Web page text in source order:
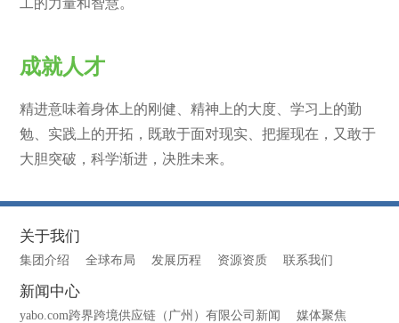
成就人才
精进意味着身体上的刚健、精神上的大度、学习上的勤
勉、实践上的开拓，既敢于面对现实、把握现在，又敢于
大胆突破，科学渐进，决胜未来。
关于我们
集团介绍 全球布局 发展历程 资源资质 联系我们
新闻中心
yabo.com跨界跨境供应链（广州）有限公司新闻 媒体聚焦